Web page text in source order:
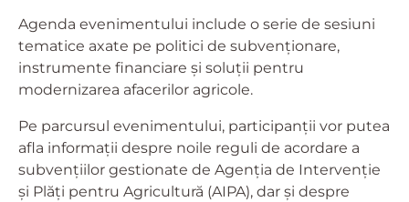
Agenda evenimentului include o serie de sesiuni
tematice axate pe politici de subvenționare,
instrumente financiare și soluții pentru
modernizarea afacerilor agricole.
Pe parcursul evenimentului, participanții vor putea
afla informații despre noile reguli de acordare a
subvențiilor gestionate de Agenția de Intervenție
și Plăți pentru Agricultură (AIPA), dar și despre